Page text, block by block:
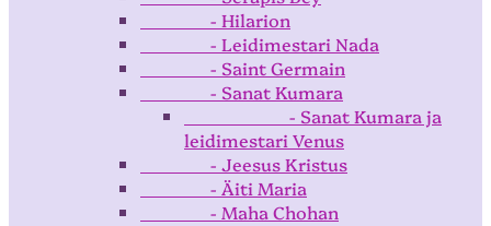
- Hilarion
- Leidimestari Nada
- Saint Germain
- Sanat Kumara
- Sanat Kumara ja
leidimestari Venus
- Jeesus Kristus
- Äiti Maria
- Maha Chohan